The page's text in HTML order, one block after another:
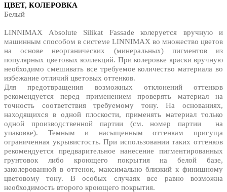
ЦВЕТ, КОЛЕРОВКА
Белый
LINNIMAX Absolute Silikat Fassade колеруется вручную и
машинным способом в системе LINNIMAX во множество цветов
на основе неорганических (минеральных) пигментов из
популярных цветовых коллекций. При колеровке краски вручную
необходимо смешивать все требуемое количество материала во
избежание отличий цветовых оттенков.
Для предотвращения возможных отклонений оттенков
рекомендуется перед применением проверять материал на
точность соответствия требуемому тону. На основаниях,
находящихся в одной плоскости, применять материал только
одной производственной партии (см. номер партии на
упаковке). Темным и насыщенным оттенкам присуща
ограниченная укрывистость. При использовании таких оттенков
рекомендуется предварительное нанесение пигментированных
грунтовок либо кроющего покрытия на белой базе,
заколерованной в оттенок, максимально близкий к финишному
цветовому тону. В особых случаях все равно возможна
необходимость второго кроющего покрытия.